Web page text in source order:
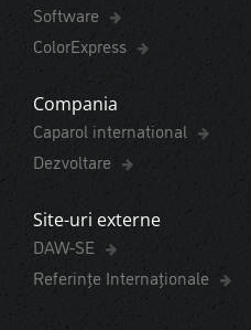
Software
ColorExpress
Compania
Caparol international
Dezvoltare
Site-uri externe
DAW-SE
Referințe Internaționale